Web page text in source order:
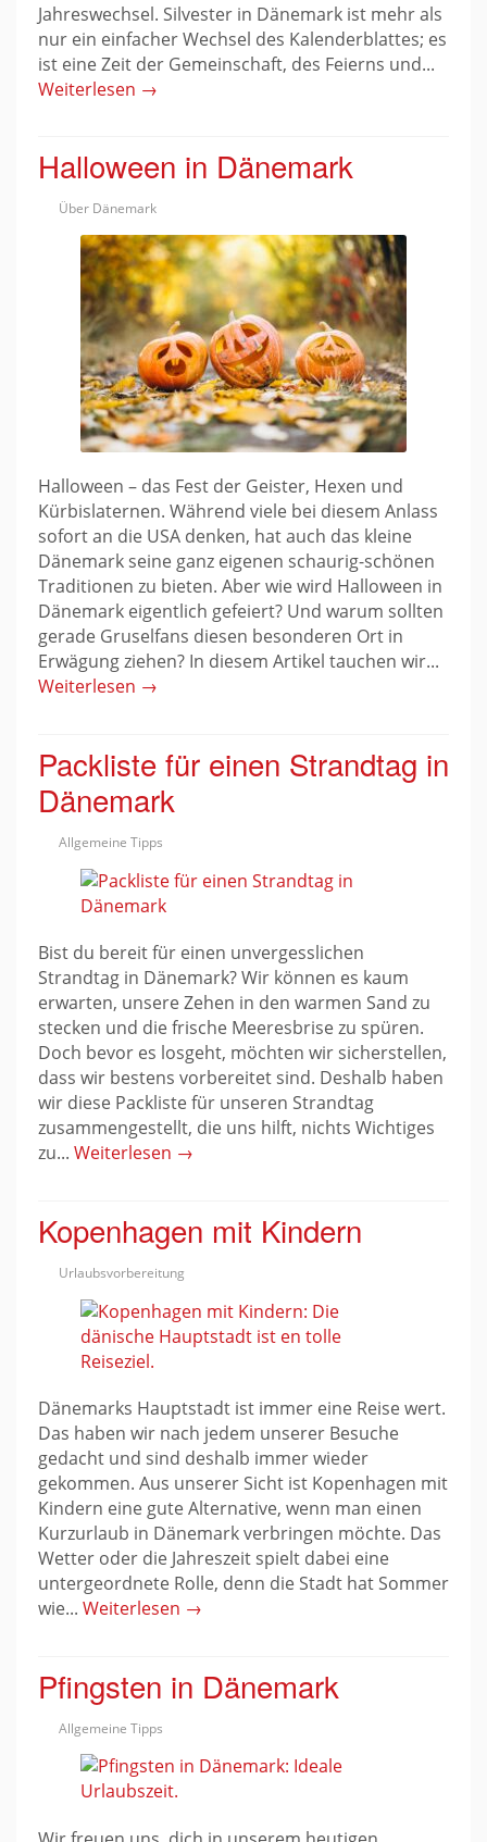
Jahreswechsel. Silvester in Dänemark ist mehr als
nur ein einfacher Wechsel des Kalenderblattes; es
ist eine Zeit der Gemeinschaft, des Feierns und...
Weiterlesen →
Halloween in Dänemark
Über Dänemark
Halloween – das Fest der Geister, Hexen und
Kürbislaternen. Während viele bei diesem Anlass
sofort an die USA denken, hat auch das kleine
Dänemark seine ganz eigenen schaurig-schönen
Traditionen zu bieten. Aber wie wird Halloween in
Dänemark eigentlich gefeiert? Und warum sollten
gerade Gruselfans diesen besonderen Ort in
Erwägung ziehen? In diesem Artikel tauchen wir...
Weiterlesen →
Packliste für einen Strandtag in
Dänemark
Allgemeine Tipps
Bist du bereit für einen unvergesslichen
Strandtag in Dänemark? Wir können es kaum
erwarten, unsere Zehen in den warmen Sand zu
stecken und die frische Meeresbrise zu spüren.
Doch bevor es losgeht, möchten wir sicherstellen,
dass wir bestens vorbereitet sind. Deshalb haben
wir diese Packliste für unseren Strandtag
zusammengestellt, die uns hilft, nichts Wichtiges
zu... Weiterlesen →
Kopenhagen mit Kindern
Urlaubsvorbereitung
Dänemarks Hauptstadt ist immer eine Reise wert.
Das haben wir nach jedem unserer Besuche
gedacht und sind deshalb immer wieder
gekommen. Aus unserer Sicht ist Kopenhagen mit
Kindern eine gute Alternative, wenn man einen
Kurzurlaub in Dänemark verbringen möchte. Das
Wetter oder die Jahreszeit spielt dabei eine
untergeordnete Rolle, denn die Stadt hat Sommer
wie... Weiterlesen →
Pfingsten in Dänemark
Allgemeine Tipps